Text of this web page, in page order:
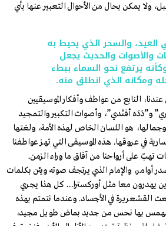
ولا يمكن بحال من الأحوال التعبير عنها بأي
العيد، والسحر الذي يحيط به
والأصوات والحديث يجعل
يرتفع نحو السماء ببطء
ومكانه الذي انطلق منه.
النابع من عواطف وأفكار الموسيقيين
و”دَدَه أفنْدي”، وأصوات التكبير والتمجيد
هو اللسان الخاص لهذه الأمة، ولغتها
في عروقها. هذه الموسيقى التي تهز عواطفنا
تهبّ على أرواحنا من آفاق ما وراء الزمن.
يصدر أوامر، والإمام الذي يرتجف صوته ويئن بكلمات
يهدرون معا مثل أوركسترا… كل هذا يجري
القشعريرة في الأجساد. وعندما نتمتم بهذه
ونهمس بها نحس من جديد بماض طويل مجيد،